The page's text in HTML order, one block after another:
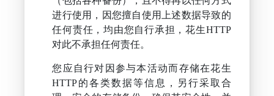
进行使用，因您擅自使用上述数据导致的
任何责任，均由您自行承担，花生HTTP
对此不承担任何责任。
您应自行对因参与本活动而存储在花生
HTTP的各类数据等信息，另行采取合